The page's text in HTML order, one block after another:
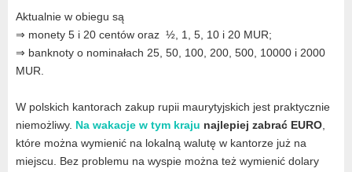
Aktualnie w obiegu są
⇒ monety 5 i 20 centów oraz ½, 1, 5, 10 i 20 MUR;
⇒ banknoty o nominałach 25, 50, 100, 200, 500, 10000 i 2000
MUR.
W polskich kantorach zakup rupii maurytyjskich jest praktycznie
niemożliwy. Na wakacje w tym kraju najlepiej zabrać EURO
które można wymienić na lokalną walutę w kantorze już na
miejscu. Bez problemu na wyspie można też wymienić dolary